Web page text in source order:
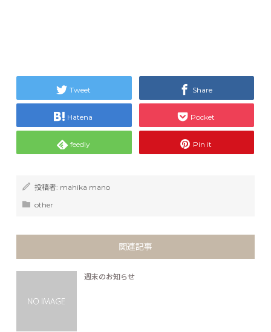
Tweet Share
Hatena Pocket
feedly Pin it
投稿者: mahika mano
other
関連記事
週末のお知らせ